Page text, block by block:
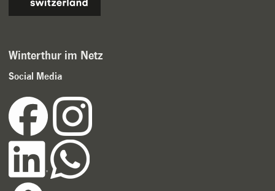
Winterthur im Netz
Social Media